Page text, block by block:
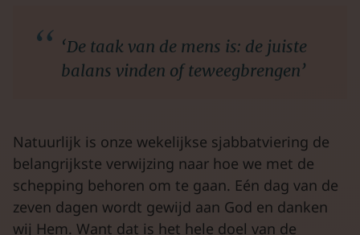
‘De taak van de mens is: de juiste
balans vinden of teweegbrengen’
Natuurlijk is onze wekelijkse sjabbatviering de
belangrijkste verwijzing naar hoe we met de
schepping behoren om te gaan. Eén dag van de
zeven dagen wordt gewijd aan God en danken
wij Hem. Want dat is het hele doel van de